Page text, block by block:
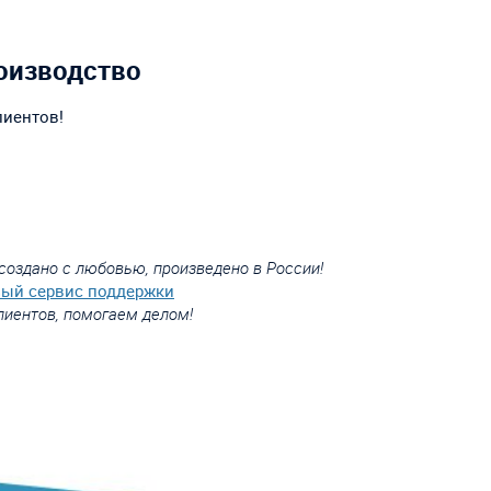
с любовью, произведено в России!
сервис поддержки
помогаем делом!